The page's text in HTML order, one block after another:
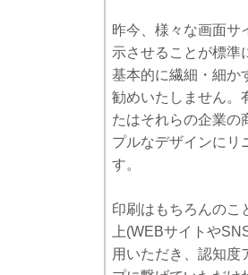
昨今、様々な画面サ
示させることが標準
基本的に繊細・細か
勧めいたしません。
たはそれらの企業の
プルなデザインにリ
す。
印刷はもちろんのこ
上(WEBサイトや
用いただき、認知度